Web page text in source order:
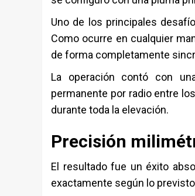
Uno de los principales
Como ocurre en cualquier
de forma completamente
La operación contó con
permanente por radio entre
durante toda la elevación.
Precisión
El resultado fue un éxito
exactamente según lo